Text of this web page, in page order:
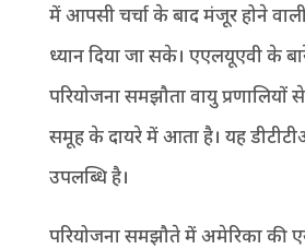
में आपसी चर्चा के बाद मंजूर होने
ध्यान दिया जा सके। एएलयूएवी के
परियोजना समझौता वायु
समूह के दायरे में आता है। यह
उपलब्धि है।
परियोजना समझौते में अमेरिका की